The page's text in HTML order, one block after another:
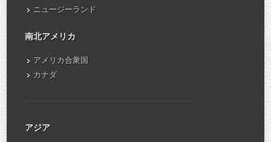
ニュージーランド
南北アメリカ
アメリカ合衆国
カナダ
アジア